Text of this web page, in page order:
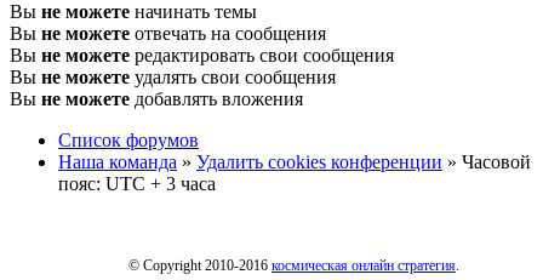
Вы не можете начинать темы
Вы не можете отвечать на сообщения
Вы не можете редактировать свои сообщения
Вы не можете удалять свои сообщения
Вы не можете добавлять вложения
Список форумов
Наша команда » Удалить cookies конференции » Часовой
пояс: UTC + 3 часа
© Copyright 2010-2016 космическая онлайн стратегия.